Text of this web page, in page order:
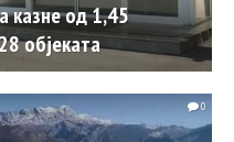
казне од 1,45
објеката
0